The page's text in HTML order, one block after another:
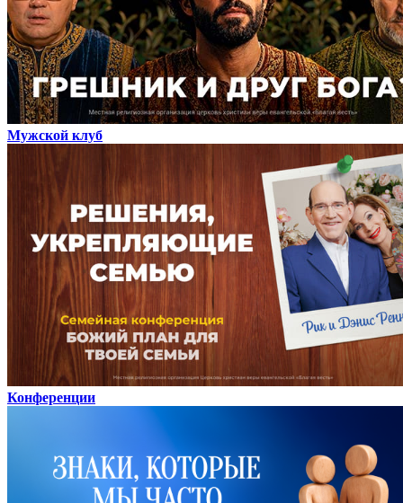
Мужской клуб
Конференции